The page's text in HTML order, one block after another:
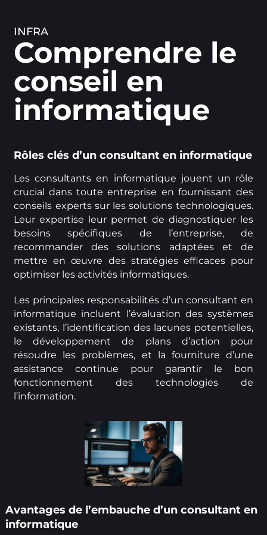
INFRA
Comprendre le
conseil en
informatique
Rôles clés d’un consultant en informatique
Les consultants en informatique jouent un rôle
crucial dans toute entreprise en fournissant des
conseils experts sur les solutions technologiques.
Leur expertise leur permet de diagnostiquer les
besoins spécifiques de l’entreprise, de
recommander des solutions adaptées et de
mettre en œuvre des stratégies efficaces pour
optimiser les activités informatiques.
Les principales responsabilités d’un consultant en
informatique incluent l’évaluation des systèmes
existants, l’identification des lacunes potentielles,
le développement de plans d’action pour
résoudre les problèmes, et la fourniture d’une
assistance continue pour garantir le bon
fonctionnement des technologies de
l’information.
Avantages de l’embauche d’un consultant en
informatique